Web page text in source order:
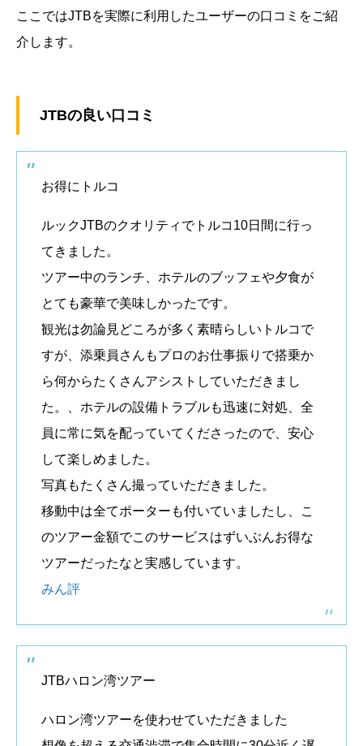
ここではJTBを実際に利用したユーザーの口コミをご紹
介します。
JTBの良い口コミ
お得にトルコ
ルックJTBのクオリティでトルコ10日間に行っ
てきました。
ツアー中のランチ、ホテルのブッフェや夕食が
とても豪華で美味しかったです。
観光は勿論見どころが多く素晴らしいトルコで
すが、添乗員さんもプロのお仕事振りで搭乗か
ら何からたくさんアシストしていただきまし
た。、ホテルの設備トラブルも迅速に対処、全
員に常に気を配っていてくださったので、安心
して楽しめました。
写真もたくさん撮っていただきました。
移動中は全てポーターも付いていましたし、こ
のツアー金額でこのサービスはずいぶんお得な
ツアーだったなと実感しています。
みん評
JTBハロン湾ツアー
ハロン湾ツアーを使わせていただきました